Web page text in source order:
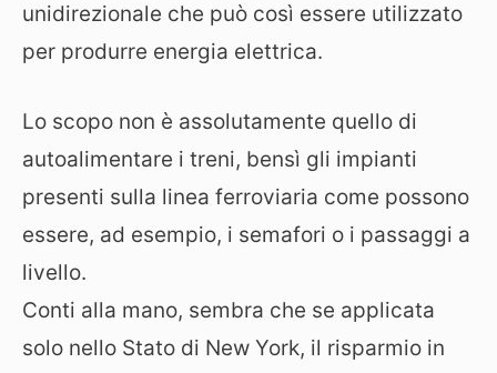
unidirezionale che può così essere utilizzato
per produrre energia elettrica.
Lo scopo non è assolutamente quello di
autoalimentare i treni, bensì gli impianti
presenti sulla linea ferroviaria come possono
essere, ad esempio, i semafori o i passaggi a
livello.
Conti alla mano, sembra che se applicata
solo nello Stato di New York, il risparmio in